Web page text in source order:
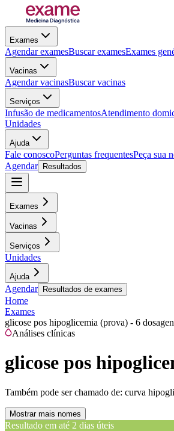
Exames
Agendar examesBuscar examesExames
Vacinas
Agendar vacinasBuscar vacinas
Serviços
Infusão de medicamentosAtendimento
Unidades
Ajuda
Fale conoscoPerguntas frequentesPeça sua
Agendar
Resultados
Exames
Vacinas
Serviços
Unidades
Ajuda
Agendar Resultados de exames
Home
Exames
glicose pos hipoglicemia (prova) - 6
Análises clínicas
glicose pos
Também pode ser chamado de: curva
Mostrar mais nomes
Resultado em até 2 dias úteis